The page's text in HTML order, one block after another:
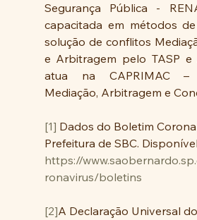
Segurança Pública -
capacitada em métodos
solução de conflitos
e Arbitragem pelo TASP e
atua na CAPRIMAC –
Mediação, Arbitragem e
[1] Dados do Boletim
Prefeitura de SBC.
https://
ronavirus/boletins
[2]A Declaração Universal